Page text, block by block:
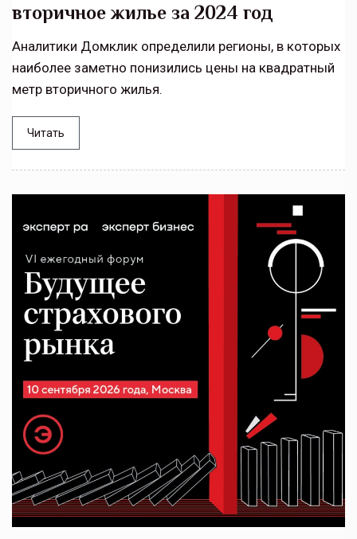
вторичное жилье за 2024 год
Аналитики Домклик определили регионы, в которых
наиболее заметно понизились цены на квадратный
метр вторичного жилья.
Читать